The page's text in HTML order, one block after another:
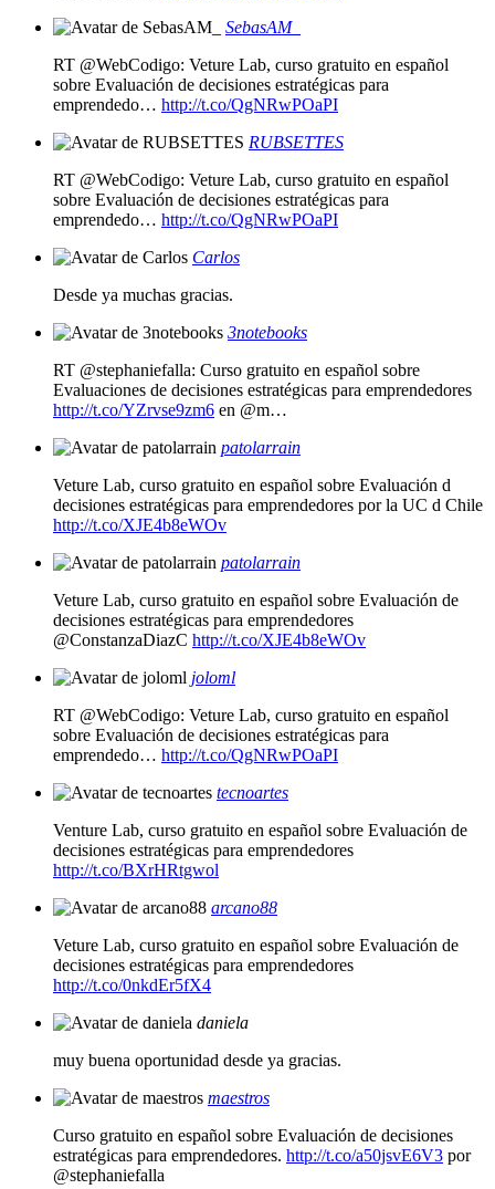
SebasAM_
RT @WebCodigo: Veture Lab, curso gratuito en español
sobre Evaluación de decisiones estratégicas para
emprendedo… http://t.co/QgNRwPOaPI
RUBSETTES
RT @WebCodigo: Veture Lab, curso gratuito en español
sobre Evaluación de decisiones estratégicas para
emprendedo… http://t.co/QgNRwPOaPI
Carlos
Desde ya muchas gracias.
3notebooks
RT @stephaniefalla: Curso gratuito en español sobre
Evaluaciones de decisiones estratégicas para emprendedores
http://t.co/YZrvse9zm6 en @m…
patolarrain
Veture Lab, curso gratuito en español sobre Evaluación d
decisiones estratégicas para emprendedores por la UC d Chile
http://t.co/XJE4b8eWOv
patolarrain
Veture Lab, curso gratuito en español sobre Evaluación de
decisiones estratégicas para emprendedores
@ConstanzaDiazC http://t.co/XJE4b8eWOv
joloml
RT @WebCodigo: Veture Lab, curso gratuito en español
sobre Evaluación de decisiones estratégicas para
emprendedo… http://t.co/QgNRwPOaPI
tecnoartes
Venture Lab, curso gratuito en español sobre Evaluación de
decisiones estratégicas para emprendedores
http://t.co/BXrHRtgwol
arcano88
Veture Lab, curso gratuito en español sobre Evaluación de
decisiones estratégicas para emprendedores
http://t.co/0nkdEr5fX4
daniela
muy buena oportunidad desde ya gracias.
maestros
Curso gratuito en español sobre Evaluación de decisiones
estratégicas para emprendedores. http://t.co/a50jsvE6V3 por
@stephaniefalla